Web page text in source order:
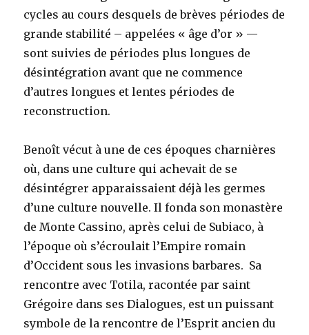
cycles au cours desquels de brèves périodes de
grande stabilité – appelées « âge d’or » —
sont suivies de périodes plus longues de
désintégration avant que ne commence
d’autres longues et lentes périodes de
reconstruction.
Benoît vécut à une de ces époques charnières
où, dans une culture qui achevait de se
désintégrer apparaissaient déjà les germes
d’une culture nouvelle. Il fonda son monastère
de Monte Cassino, après celui de Subiaco, à
l’époque où s’écroulait l’Empire romain
d’Occident sous les invasions barbares. Sa
rencontre avec Totila, racontée par saint
Grégoire dans ses Dialogues, est un puissant
symbole de la rencontre de l’Esprit ancien du